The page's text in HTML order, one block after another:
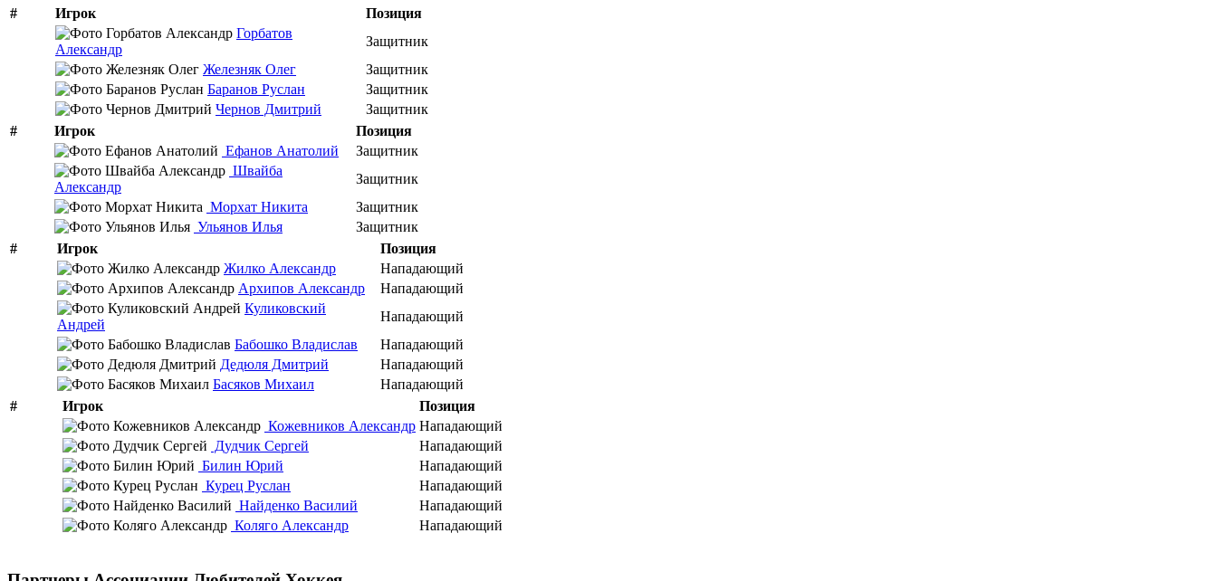
#
Игрок
Позиция
Горбатов
Александр
Защитник
Железняк Олег
Защитник
Баранов Руслан
Защитник
Чернов Дмитрий
Защитник
#
Игрок
Позиция
Ефанов Анатолий
Защитник
Швайба
Александр
Защитник
Морхат Никита
Защитник
Ульянов Илья
Защитник
#
Игрок
Позиция
Жилко Александр
Нападающий
Архипов Александр
Нападающий
Куликовский
Андрей
Нападающий
Бабошко Владислав
Нападающий
Дедюля Дмитрий
Нападающий
Басяков Михаил
Нападающий
#
Игрок
Позиция
Кожевников Александр Нападающий
Дудчик Сергей
Нападающий
Билин Юрий
Нападающий
Курец Руслан
Нападающий
Найденко Василий
Нападающий
Коляго Александр
Нападающий